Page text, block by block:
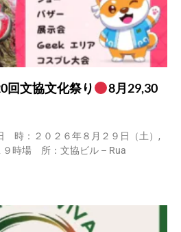
回文協文化祭り
8月29,30
時：２０２６年８月２９日（土）,
時場 所：文協ビル – Rua